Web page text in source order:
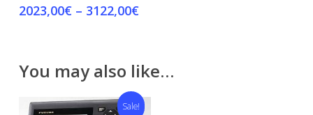
2023,00€– 3122,00€
You may also like…
Sale!